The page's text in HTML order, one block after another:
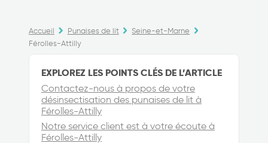
Accueil Punaises de lit
Seine-et-Marne
Férolles-Attilly
EXPLOREZ LES POINTS CLÉS DE L’ARTICLE
Contactez-nous à propos de votre
désinsectisation des punaises de lit à
Férolles-Attilly
Notre service client est à votre écoute à
Férolles-Attilly